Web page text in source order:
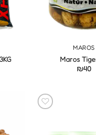
MAROS
Maros
₪40